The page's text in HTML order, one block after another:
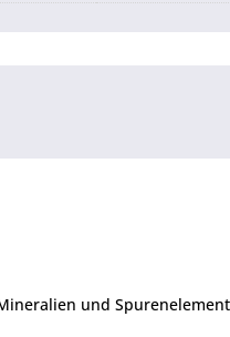
und